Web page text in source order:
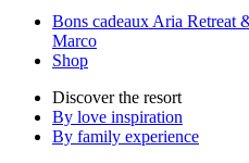
Bons cadeaux Aria Retreat
Marco
Shop
Discover the resort
By love inspiration
By family experience